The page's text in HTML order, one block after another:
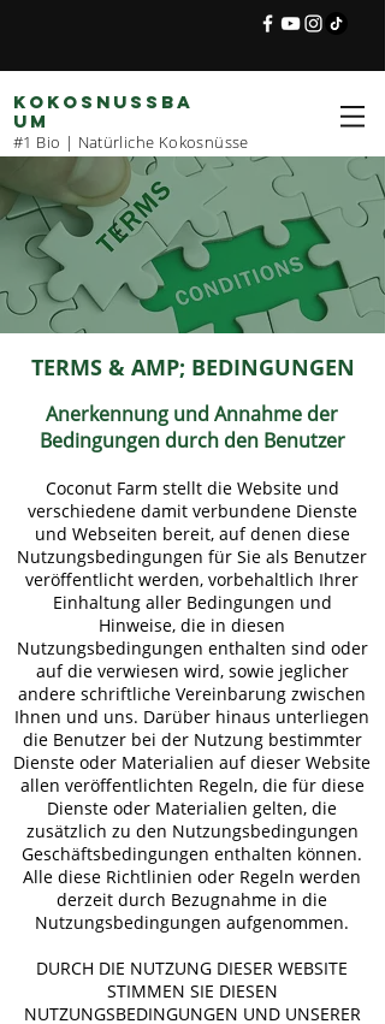
KOKOSNUSSBA
UM
#1 Bio | Natürliche Kokosnüsse
TERMS & AMP; BEDINGUNGEN
Anerkennung und Annahme der
Bedingungen durch den Benutzer
Coconut Farm stellt die Website und
verschiedene damit verbundene Dienste
und Webseiten bereit, auf denen diese
Nutzungsbedingungen für Sie als Benutzer
veröffentlicht werden, vorbehaltlich Ihrer
Einhaltung aller Bedingungen und
Hinweise, die in diesen
Nutzungsbedingungen enthalten sind oder
auf die verwiesen wird, sowie jeglicher
andere schriftliche Vereinbarung zwischen
Ihnen und uns. Darüber hinaus unterliegen
die Benutzer bei der Nutzung bestimmter
Dienste oder Materialien auf dieser Website
allen veröffentlichten Regeln, die für diese
Dienste oder Materialien gelten, die
zusätzlich zu den Nutzungsbedingungen
Geschäftsbedingungen enthalten können.
Alle diese Richtlinien oder Regeln werden
derzeit durch Bezugnahme in die
Nutzungsbedingungen aufgenommen.
DURCH DIE NUTZUNG DIESER WEBSITE
STIMMEN SIE DIESEN
NUTZUNGSBEDINGUNGEN UND UNSERER